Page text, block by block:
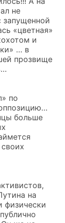
не
запущенной
«цветная»
и
… в
прозвище
по
больше
на
физически